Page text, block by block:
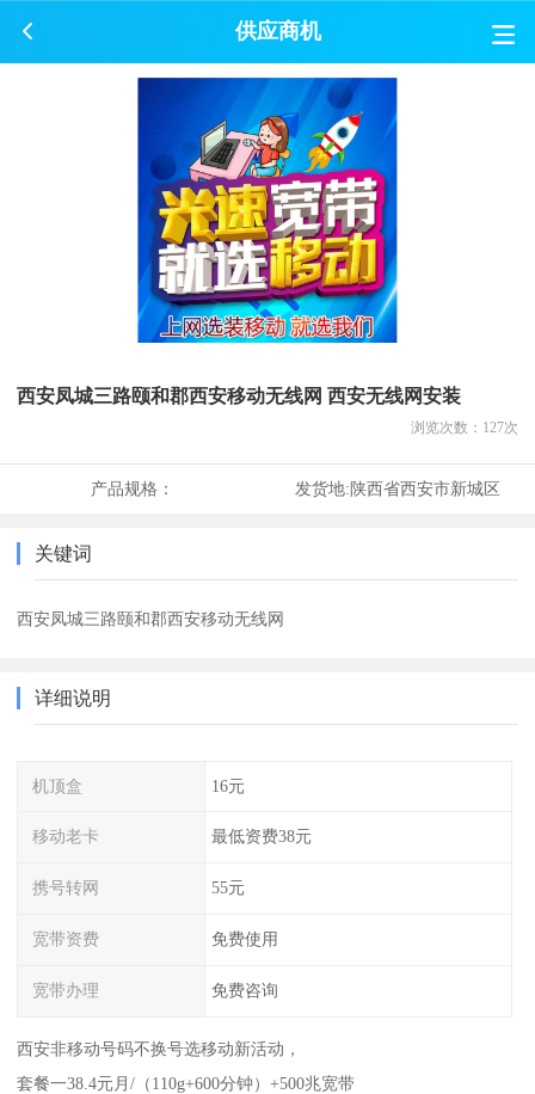
供应商机
西安凤城三路颐和郡西安移动无线网 西安无线网安装
浏览次数： 127次
产品规格： 发货地:陕西省西安市新城区
关键词
西安凤城三路颐和郡西安移动无线网
详细说明
机顶盒 16元
移动老卡 最低资费38元
携号转网 55元
宽带资费 免费使用
宽带办理 免费咨询
西安非移动号码不换号选移动新活动，
套餐一38.4元月/（110g+600分钟）+500兆宽带